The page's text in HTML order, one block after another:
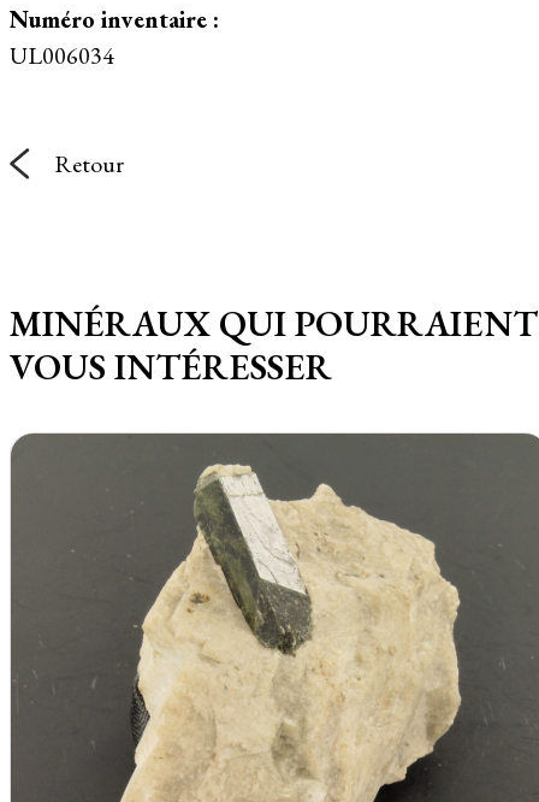
Numéro inventaire :
UL006034
Retour
MINÉRAUX QUI POURRAIENT
VOUS INTÉRESSER